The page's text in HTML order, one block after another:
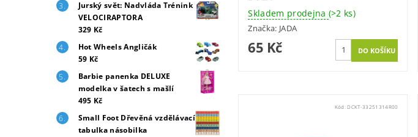
Jurský svět: Nadvláda Trénink
VELOCIRAPTORA
329 Kč
Hot Wheels Angličák
59 Kč
Barbie panenka DELUXE
modelka v šatech s mašlí
495 Kč
Small Foot Dřevěná vzdělávací
tabulka násobilka
Skladem prodejna (>2 ks)
Značka: JADA
65 Kč
Kód:DCKT-33251314R00